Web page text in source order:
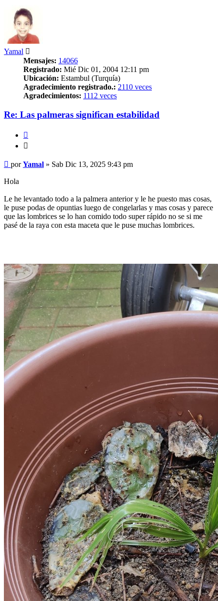
Yamal
Mensajes: 14066
Registrado: Mié Dic 01, 2004 12:11 pm
Ubicación: Estambul (Turquía)
Agradecimiento registrado.: 2110 veces
Agradecimientos: 1112 veces
Re: Las palmeras significan estabilidad
Mensaje
porYamal » Sab Dic 13, 2025 9:43 pm
Hola
Le he levantado todo a la palmera anterior y le he puesto mas cosas,
le puse podas de opuntias luego de congelarlas y mas cosas y parece
que las lombrices se lo han comido todo super rápido no se si me
pasé de la raya con esta maceta que le puse muchas lombrices.